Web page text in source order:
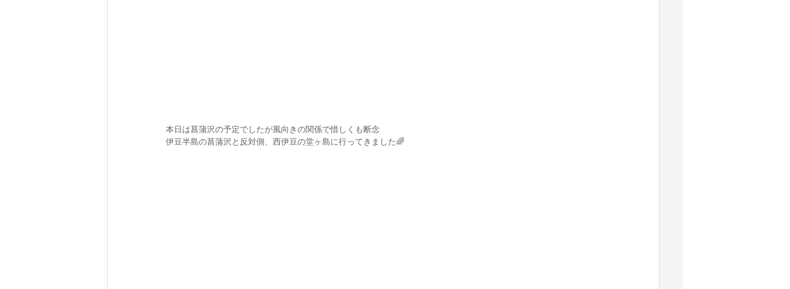
本日は菖蒲沢の予定でしたが風向きの関係で惜しくも断念
伊豆半島の菖蒲沢と反対側、西伊豆の堂ヶ島に行ってきました🌈